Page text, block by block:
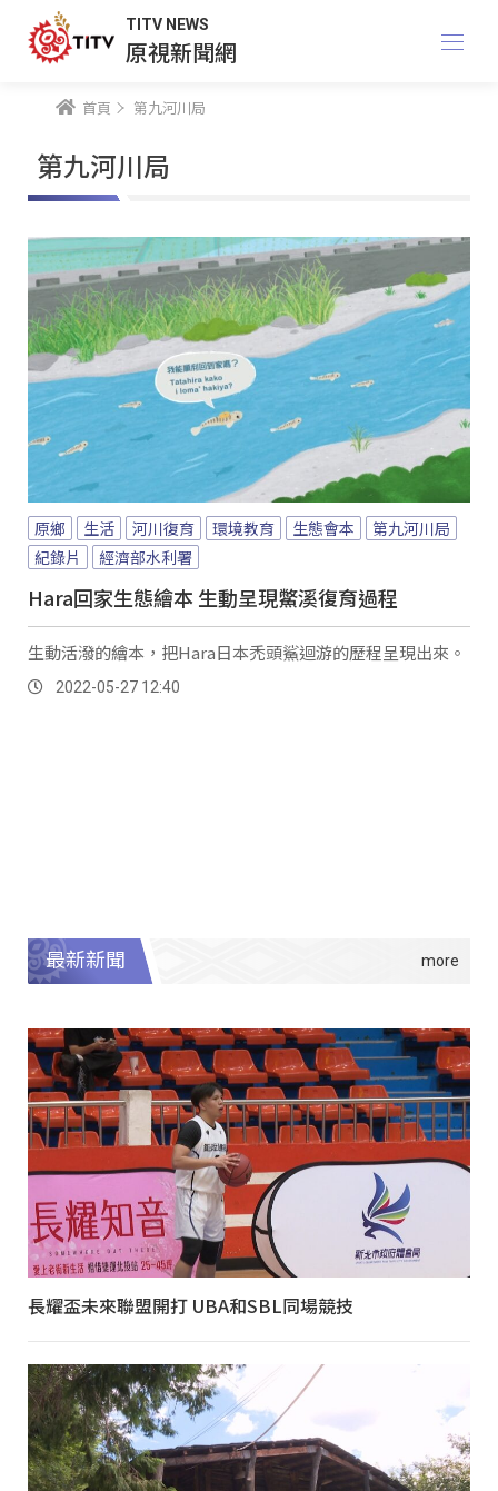
TITV NEWS
原視新聞網
首頁 第九河川局
第九河川局
原鄉 生活 河川復育 環境教育 生態會本
第九河川局
紀錄片
經濟部水利署
Hara回家生態繪本 生動呈現鱉溪復育過程
生動活潑的繪本，把Hara日本禿頭鯊迴游的歷程呈現出來。
2022-05-27 12:40
最新新聞
長耀盃未來聯盟開打 UBA和SBL同場競技